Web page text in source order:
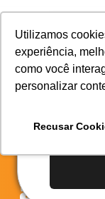
Utilizamos
experiência,
como você
personalizar
Recusar
A Mastersul
a